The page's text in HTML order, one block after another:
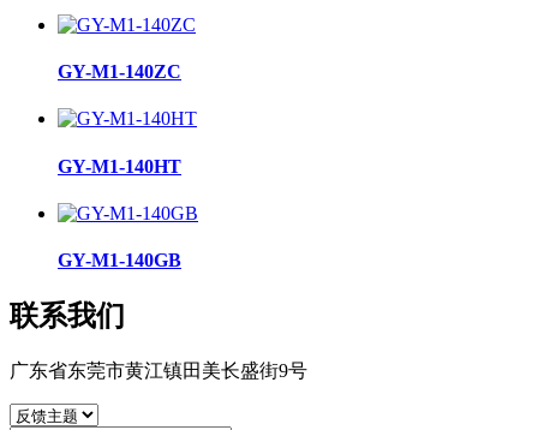
GY-M1-140ZC
GY-M1-140HT
GY-M1-140GB
联系我们
广东省东莞市黄江镇田美长盛街9号